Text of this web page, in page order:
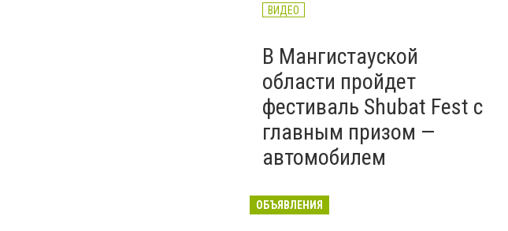
ВИДЕО
В Мангистауской
области пройдет
фестиваль Shubat Fest с
главным призом —
автомобилем
ОБЪЯВЛЕНИЯ